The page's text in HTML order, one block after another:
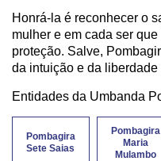
Honrá-la é reconhecer o
mulher e em cada ser
proteção. Salve,
da intuição e da liberdade
Entidades da Umbanda
Pombagira
Sete Saias
Pombagira
Maria
Mulambo